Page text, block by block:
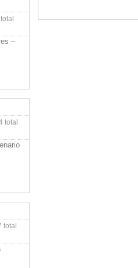
–
total
total